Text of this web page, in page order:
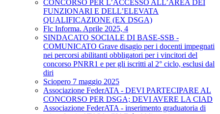
CONCORSO PER L’ACCESSO ALL’AREA DEI
FUNZIONARI E DELL’ELEVATA
QUALIFICAZIONE (EX DSGA)
Flc Informa. Aprile 2025, 4
SINDACATO SOCIALE DI BASE-SSB -
COMUNICATO Grave disagio per i docenti impegnati
nei percorsi abilitanti obbligatori per i vincitori del
concorso PNRR1 e per gli iscritti al 2° ciclo, esclusi dal
diri
Sciopero 7 maggio 2025
Associazione FederATA - DEVI PARTECIPARE AL
CONCORSO PER DSGA; DEVI AVERE LA CIAD
Associazione FederATA - inserimento graduatoria di